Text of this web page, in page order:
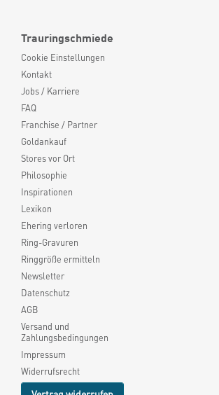
Trauringschmiede
Cookie Einstellungen
Kontakt
Jobs / Karriere
FAQ
Franchise / Partner
Goldankauf
Stores vor Ort
Philosophie
Inspirationen
Lexikon
Ehering verloren
Ring-Gravuren
Ringgröße ermitteln
Newsletter
Datenschutz
AGB
Versand und
Zahlungsbedingungen
Impressum
Widerrufsrecht